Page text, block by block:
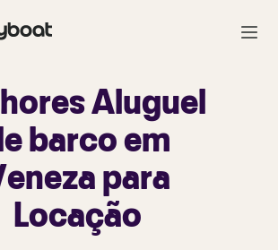
Aluguel
barco em
para
Locação